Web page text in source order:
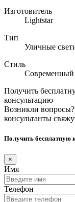
Изготовитель
Lightstar
Тип
Уличные
Стиль
Современный
Получить
консультацию
Возникли
консультанты
Получить бесплатную
×
Имя
Телефон